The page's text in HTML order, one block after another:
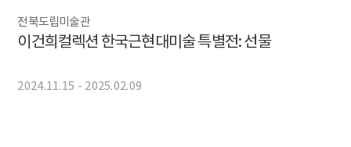
전북도립미술관
이건희컬렉션 한국근현대미술 특별전: 선물
2024.11.15 - 2025.02.09